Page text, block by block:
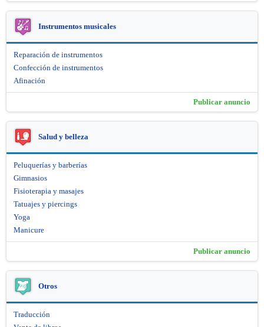
Instrumentos musicales
Reparación de instrumentos
Confección de instrumentos
Afinación
Publicar anuncio
Salud y belleza
Peluquerías y barberías
Gimnasios
Fisioterapia y masajes
Tatuajes y piercings
Yoga
Manicure
Publicar anuncio
Otros
Traducción